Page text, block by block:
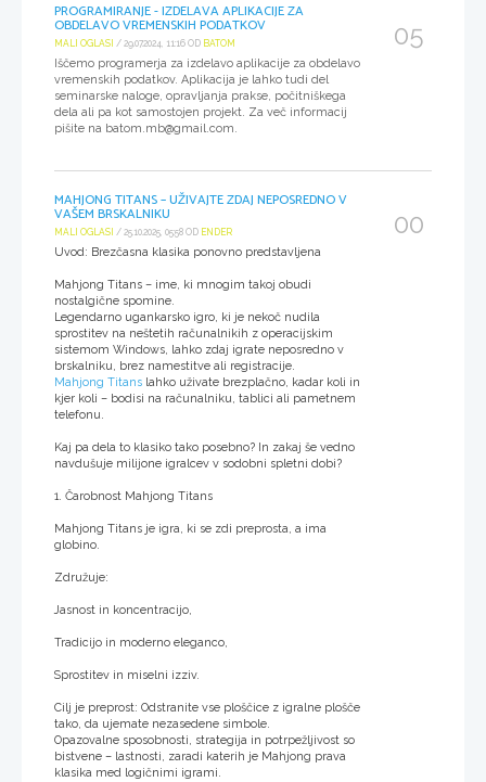
PROGRAMIRANJE - IZDELAVA APLIKACIJE ZA
OBDELAVO VREMENSKIH PODATKOV
MALI OGLASI / 29.07.2024, 11:16 OD BATOM
Iščemo programerja za izdelavo aplikacije za obdelavo
vremenskih podatkov. Aplikacija je lahko tudi del
seminarske naloge, opravljanja prakse, počitniškega
dela ali pa kot samostojen projekt. Za več informacij
pišite na batom.mb@gmail.com.
05
MAHJONG TITANS – UŽIVAJTE ZDAJ NEPOSREDNO V
VAŠEM BRSKALNIKU
MALI OGLASI / 25.10.2025, 05:58 OD ENDER
Uvod: Brezčasna klasika ponovno predstavljena
Mahjong Titans – ime, ki mnogim takoj obudi
nostalgične spomine.
Legendarno ugankarsko igro, ki je nekoč nudila
sprostitev na neštetih računalnikih z operacijskim
sistemom Windows, lahko zdaj igrate neposredno v
brskalniku, brez namestitve ali registracije.
Mahjong Titans lahko uživate brezplačno, kadar koli in
kjer koli – bodisi na računalniku, tablici ali pametnem
telefonu.
Kaj pa dela to klasiko tako posebno? In zakaj še vedno
navdušuje milijone igralcev v sodobni spletni dobi?
1. Čarobnost Mahjong Titans
Mahjong Titans je igra, ki se zdi preprosta, a ima
globino.
Združuje:
Jasnost in koncentracijo,
Tradicijo in moderno eleganco,
Sprostitev in miselni izziv.
Cilj je preprost: Odstranite vse ploščice z igralne plošče
tako, da ujemate nezasedene simbole.
Opazovalne sposobnosti, strategija in potrpežljivost so
bistvene – lastnosti, zaradi katerih je Mahjong prava
klasika med logičnimi igrami.
00